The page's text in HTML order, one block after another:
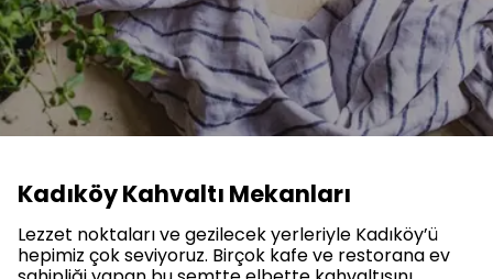
Kadıköy Kahvaltı Mekanları
Lezzet noktaları ve gezilecek yerleriyle Kadıköy’ü
hepimiz çok seviyoruz. Birçok kafe ve restorana ev